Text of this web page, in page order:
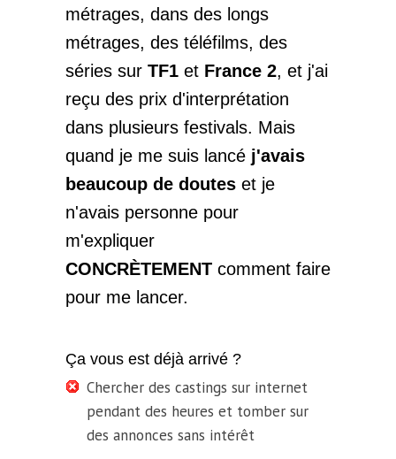
métrages, dans des longs
métrages, des téléfilms, des
séries sur TF1 et France 2, et j'ai
reçu des prix d'interprétation
dans plusieurs festivals. Mais
quand je me suis lancé j'avais
beaucoup de doutes et je
n'avais personne pour
m'expliquer
CONCRÈTEMENT comment faire
pour me lancer.
Ça vous est déjà arrivé ?
Chercher des castings sur internet
pendant des heures et tomber sur
des annonces sans intérêt